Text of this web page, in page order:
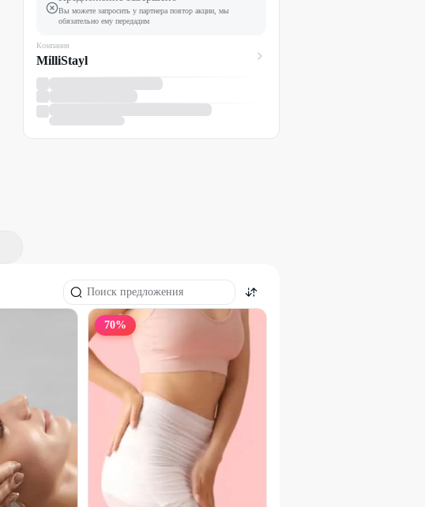
Вы можете запросить у партнера повтор акции, мы
обязательно ему передадим
Компания
MilliStayl
70%